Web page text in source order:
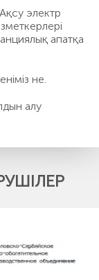
электр
апатқа
не.
алу